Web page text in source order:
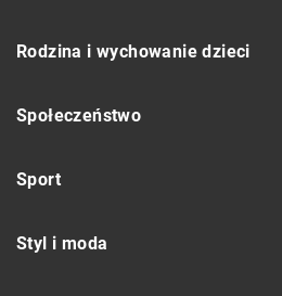
Rodzina i wychowanie dzieci
Społeczeństwo
Sport
Styl i moda